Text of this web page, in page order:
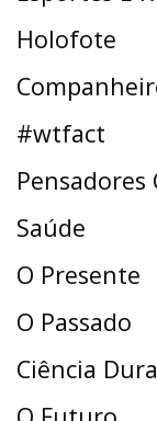
Holofote
#wtfact
Pensadores
Saúde
O Presente
O Passado
Ciência Dura